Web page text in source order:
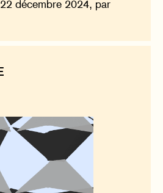
décembre 2024, par